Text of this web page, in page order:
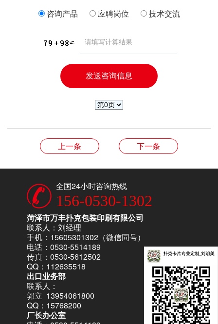
咨询产品 应聘岗位 技术交流
上一条 下一条
全国24小时咨询热线
156-0530-1302
菏泽市万丰扑克包装印刷有限公司
联系人：刘经理
手机：15605301302（微信同号）
电话：0530-5514189
传真：0530-5612502
QQ：112635518
出口业务部
联系人：
郭立 13954061800
QQ：15768200
厂长办公室